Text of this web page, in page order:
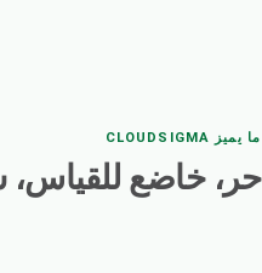
ما يميز CLOUDSIGMA
حر، خاضع للقياس،